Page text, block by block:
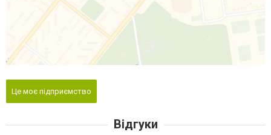
Це моє підприємство
Відгуки